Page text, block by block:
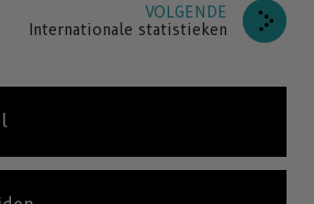
VOLGENDE
Internationale statistieken